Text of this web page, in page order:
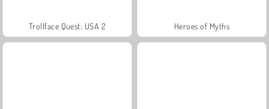
Trollface Quest: USA 2 Heroes of Myths